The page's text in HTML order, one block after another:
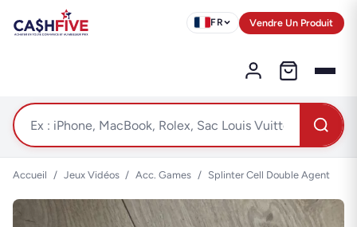
FR Vendre Un Produit
Accueil / Jeux Vidéos / Acc. Games / Splinter Cell Double Agent